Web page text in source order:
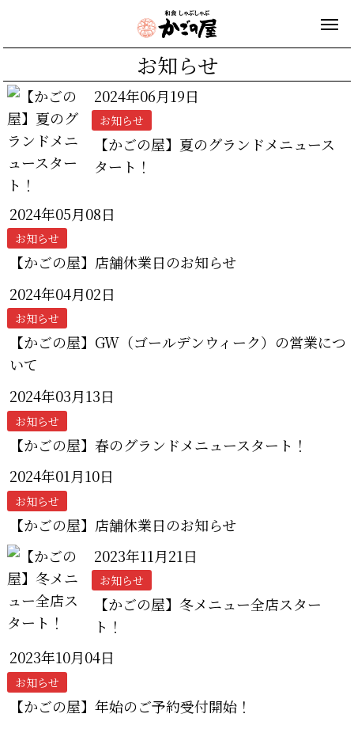
お知らせ
2024年06月19日
お知らせ
【かごの屋】夏のグランドメニュース
タート！
2024年05月08日
お知らせ
【かごの屋】店舗休業日のお知らせ
2024年04月02日
お知らせ
【かごの屋】GW（ゴールデンウィーク）の営業につ
いて
2024年03月13日
お知らせ
【かごの屋】春のグランドメニュースタート！
2024年01月10日
お知らせ
【かごの屋】店舗休業日のお知らせ
2023年11月21日
お知らせ
【かごの屋】冬メニュー全店スター
ト！
2023年10月04日
お知らせ
【かごの屋】年始のご予約受付開始！